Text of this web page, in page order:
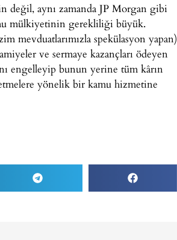
değil, aynı zamanda JP Morgan gibi
mülkiyetinin gerekliliği büyük.
mevduatlarımızla spekülasyon yapan)
ve sermaye kazançları ödeyen
engelleyip bunun yerine tüm kârın
yönelik bir kamu hizmetine